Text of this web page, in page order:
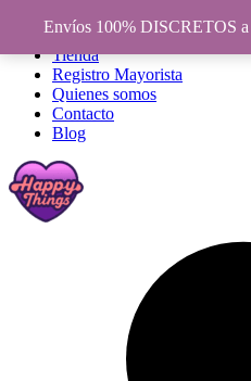
Envíos 100% DISCRETOS
Inicio
Tienda
Registro Mayorista
Quienes somos
Contacto
Blog